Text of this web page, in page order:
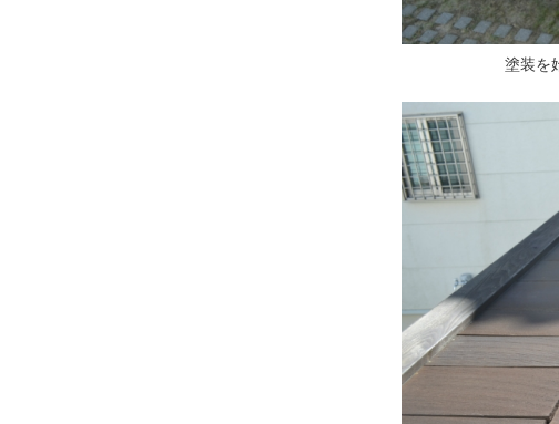
塗装を